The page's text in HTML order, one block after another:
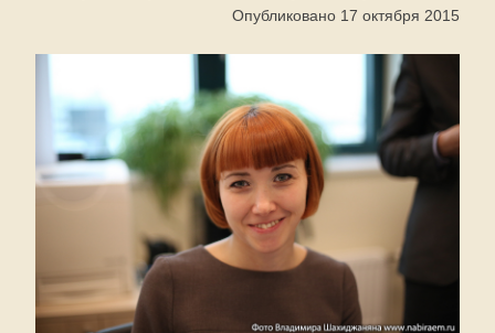
Опубликовано 17 октября 2015